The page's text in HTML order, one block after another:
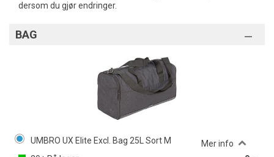
dersom du gjør endringer.
BAG
UMBRO UX Elite Excl. Bag 25L Sort M
Mer info